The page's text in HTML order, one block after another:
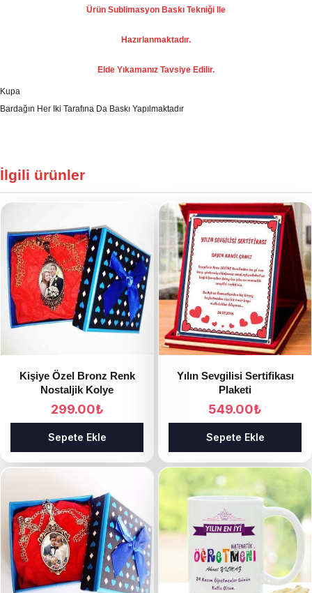
Ürün Sublimasyon Baskı Tekniği Ile
Hazırlanmaktadır.
Elde Yıkamanız Tavsiye Edilir.
Kupa
Bardağın Her Iki Tarafına Da Baskı Yapılmaktadır
İlgili ürünler
Kişiye Özel Bronz Renk
Nostaljik Kolye
299.00₺
Sepete Ekle
Yılın Sevgilisi Sertifikası
Plaketi
549.00₺
Sepete Ekle